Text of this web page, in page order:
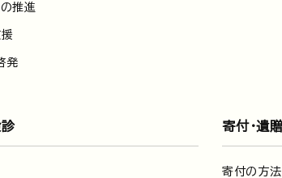
推進
援
発
診 寄付・遺贈
寄付の方法